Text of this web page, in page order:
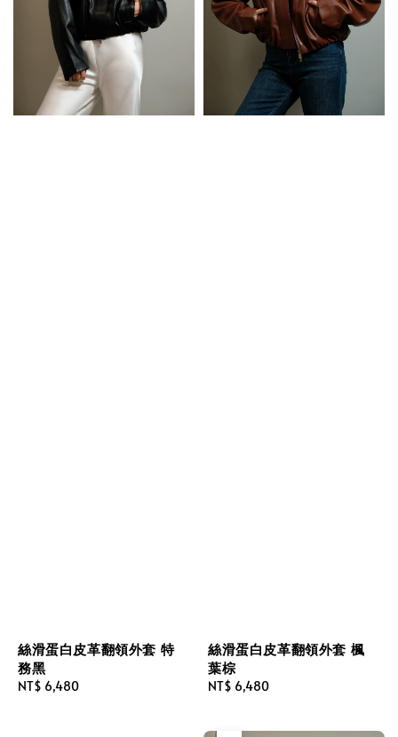
絲滑蛋白皮革翻領外套 特
務黑
Regular
NT$ 6,480
絲滑蛋白皮革翻領外套 楓
葉棕
Regular
NT$ 6,480